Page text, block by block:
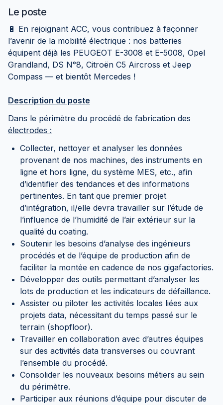
Le poste
🔋 En rejoignant ACC, vous contribuez à façonner
l’avenir de la mobilité électrique : nos batteries
équipent déjà les PEUGEOT E-3008 et E-5008, Opel
Grandland, DS N°8, Citroën C5 Aircross et Jeep
Compass — et bientôt Mercedes !
Description du poste
Dans le périmètre du procédé de fabrication des
électrodes :
Collecter, nettoyer et analyser les données
provenant de nos machines, des instruments en
ligne et hors ligne, du système MES, etc., afin
d’identifier des tendances et des informations
pertinentes. En tant que premier projet
d’intégration, il/elle devra travailler sur l’étude de
l’influence de l’humidité de l’air extérieur sur la
qualité du coating.
Soutenir les besoins d’analyse des ingénieurs
procédés et de l’équipe de production afin de
faciliter la montée en cadence de nos gigafactories.
Développer des outils permettant d’analyser les
lots de production et les indicateurs de défaillance.
Assister ou piloter les activités locales liées aux
projets data, nécessitant du temps passé sur le
terrain (shopfloor).
Travailler en collaboration avec d’autres équipes
sur des activités data transverses ou couvrant
l’ensemble du procédé.
Consolider les nouveaux besoins métiers au sein
du périmètre.
Participer aux réunions d’équipe pour discuter de